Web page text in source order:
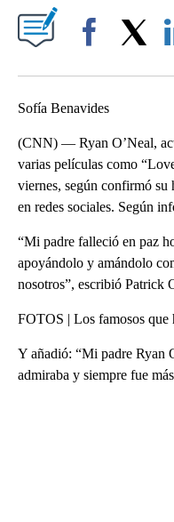
Sofía Benavides
(CNN) — Ryan O’Neal,
varias películas como
viernes, según confirmó
en redes sociales. Según
“Mi padre falleció en paz
apoyándolo y amándolo
nosotros”, escribió Patrick
FOTOS | Los famosos que
Y añadió: “Mi padre Ryan
admiraba y siempre fue